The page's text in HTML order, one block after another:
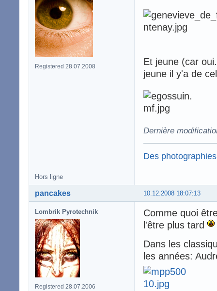
Registered 28.07.2008
Et jeune (car
jeune il y'a de
Dernière
Des
Hors ligne
10.12.2008 18:07:13
pancakes
Lombrik Pyrotechnik
Registered 28.07.2006
Comme quoi
l'être plus tard
Dans les
les années: